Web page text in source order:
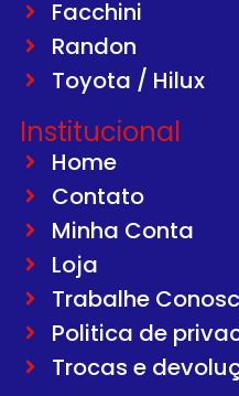
Facchini
Randon
Toyota / Hilux
Institucional
Home
Contato
Minha Conta
Loja
Trabalhe
Politica de
Trocas e